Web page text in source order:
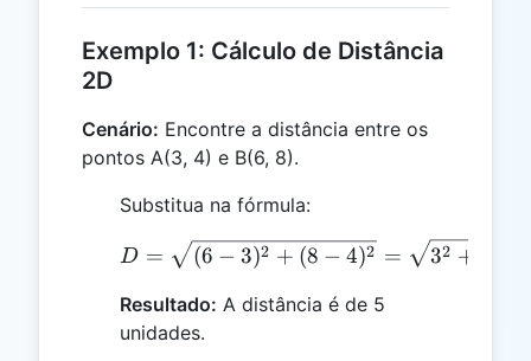
Exemplo 1: Cálculo de Distância
2D
Cenário: Encontre a distância entre os
pontos A(3, 4) e B(6, 8).
Substitua na fórmula:
D = \sqrt{(6 - 3)^2 +
D = (6 − 3)2 + (8 − 4)2 = 32 +
Resultado: A distância é de 5
unidades.